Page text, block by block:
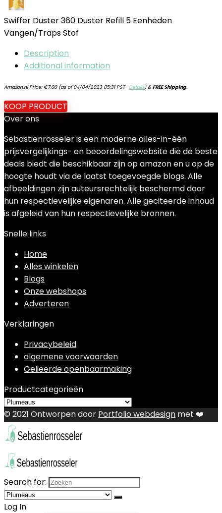
Swiffer Duster 360 Duster Refill 5 Eenheden
Vangen/Traps Stof
Description
Additional information
Amazon.nl Price: €7.00(as of 04/04/2023 05:31 PST- Details)&FREE Shipping.
KOOP PRODUCT
Over ons
Sebastienrosseler is een moderne alles-in-één
prijsvergelijkings- en beoordelingswebsite die de beste
deals biedt die beschikbaar zijn op amazon en u op de
hoogte houdt via de laatst toegevoegde blogs. Alle
afbeeldingen zijn auteursrechtelijk beschermd door
hun respectievelijke eigenaren. Alle geciteerde inhoud
is afgeleid van hun respectievelijke bronnen.
Snelle links
Home
Alles winkelen
Blogs
Onze webshops
Adverteren
Verklaringen
Privacybeleid
algemene voorwaarden
Gelieerde openbaarmaking
Productcategorieën
© 2021 Ontworpen door Portfolio webdesign met ❤️
Search for:
Log In